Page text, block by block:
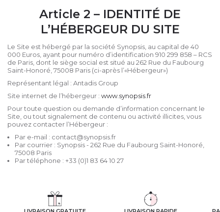
Article 2 – IDENTITÉ DE
L’HÉBERGEUR DU SITE
Le Site est hébergé par la société Synopsis, au capital de 40
000 Euros, ayant pour numéro d’identification 910 299 858 – RCS
de Paris, dont le siège social est situé au 262 Rue du Faubourg
Saint-Honoré, 75008 Paris (ci-après l’«Hébergeur»)
Représentant légal : Antadis Group
Site internet de l’hébergeur : www.synopsis.fr
Pour toute question ou demande d’information concernant le
Site, ou tout signalement de contenu ou activité illicites, vous
pouvez contacter l’Hébergeur :
Par e-mail : contact@synopsis.fr
Par courrier : Synopsis - 262 Rue du Faubourg Saint-Honoré,
75008 Paris
Par téléphone : +33 (0)1 83 64 10 27